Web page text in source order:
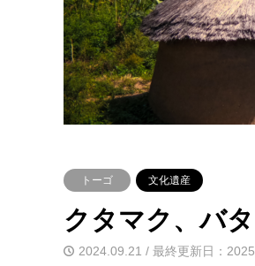
トーゴ 文化遺産
クタマク、バ
2024.09.21 / 最終更新日：